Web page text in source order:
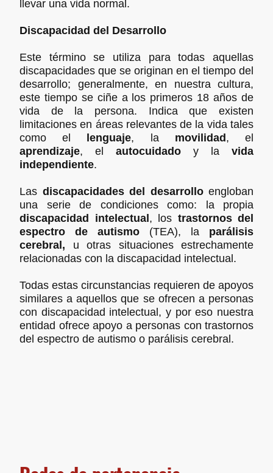
llevar una vida normal.
Discapacidad del Desarrollo
Este término se utiliza para todas aquellas
discapacidades que se originan en el tiempo del
desarrollo; generalmente, en nuestra cultura,
este tiempo se ciñe a los primeros 18 años de
vida de la persona. Indica que existen
limitaciones en áreas relevantes de la vida tales
como el
lenguaje, la movilidad , el
aprendizaje, el autocuidado y la vida
independiente.
Las discapacidades del desarrolloengloban
una serie de condiciones como: la propia
discapacidad intelectual , los trastornos del
espectro de autismo (TEA), la parálisis
cerebral, u otras situaciones estrechamente
relacionadas con la discapacidad intelectual.
Todas estas circunstancias requieren de apoyos
similares a aquellos que se ofrecen a personas
con discapacidad intelectual, y por eso nuestra
entidad ofrece apoyo a personas con trastornos
del espectro de autismo o parálisis cerebral.